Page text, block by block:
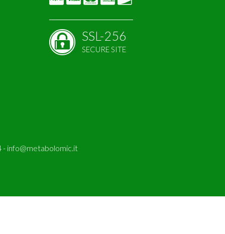
SSL-256
SECURE SITE
- info@metabolomic.it